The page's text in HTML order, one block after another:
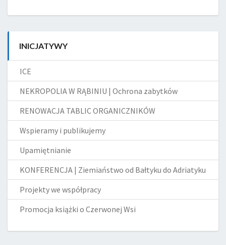
INICJATYWY
ICE
NEKROPOLIA W RĄBINIU | Ochrona zabytków
RENOWACJA TABLIC ORGANICZNIKÓW
Wspieramy i publikujemy
Upamiętnianie
KONFERENCJA | Ziemiaństwo od Bałtyku do Adriatyku
Projekty we współpracy
Promocja książki o Czerwonej Wsi